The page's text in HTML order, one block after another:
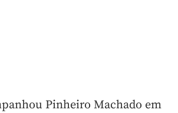
Pinheiro Machado em